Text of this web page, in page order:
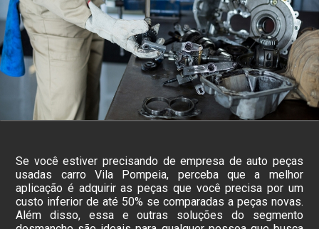
Se você estiver precisando de empresa de auto peças
usadas carro Vila Pompeia, perceba que a melhor
aplicação é adquirir as peças que você precisa por um
custo inferior de até 50% se comparadas a peças novas.
Além disso, essa e outras soluções do segmento